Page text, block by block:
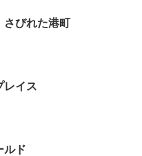
びれた港町
レイス
ルド